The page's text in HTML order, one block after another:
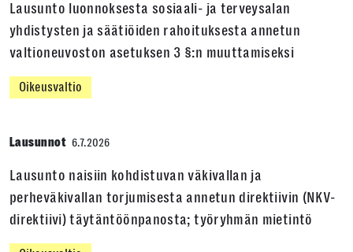
Lausunto luonnoksesta sosiaali- ja terveysalan
yhdistysten ja säätiöiden rahoituksesta annetun
valtioneuvoston asetuksen 3 §:n muuttamiseksi
Oikeusvaltio
Lausunnot 6.7.2026
Lausunto naisiin kohdistuvan väkivallan ja
perheväkivallan torjumisesta annetun direktiivin (NKV-
direktiivi) täytäntöönpanosta; työryhmän mietintö